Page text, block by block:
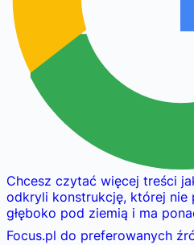
Chcesz czytać więcej treści
odkryli konstrukcję, której nie
głęboko pod ziemią i ma
Focus.pl do preferowanych